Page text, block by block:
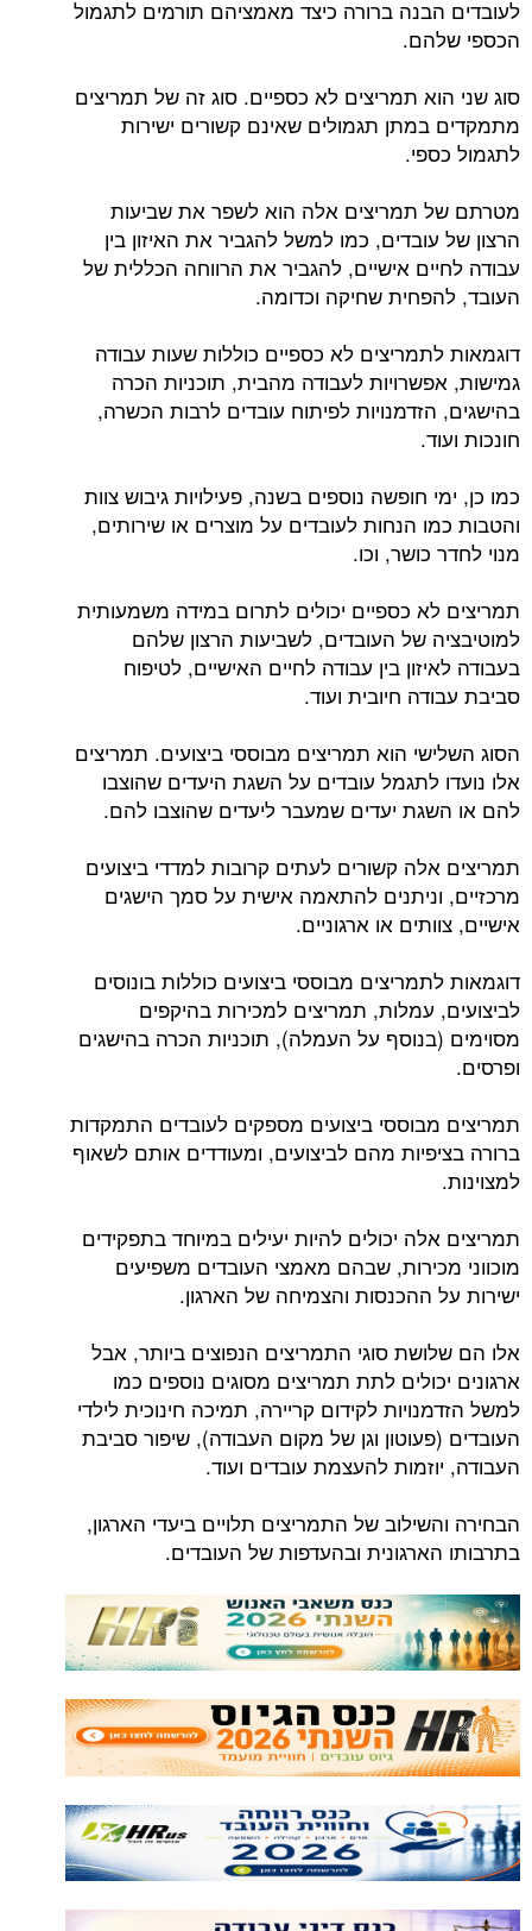
לעובדים הבנה ברורה כיצד מאמציהם תורמים לתגמול
הכספי שלהם.
סוג שני הוא תמריצים לא כספיים. סוג זה של תמריצים
מתמקדים במתן תגמולים שאינם קשורים ישירות
לתגמול כספי.
מטרתם של תמריצים אלה הוא לשפר את שביעות
הרצון של עובדים, כמו למשל להגביר את האיזון בין
עבודה לחיים אישיים, להגביר את הרווחה הכללית של
העובד, להפחית שחיקה וכדומה.
דוגמאות לתמריצים לא כספיים כוללות שעות עבודה
גמישות, אפשרויות לעבודה מהבית, תוכניות הכרה
בהישגים, הזדמנויות לפיתוח עובדים לרבות הכשרה,
חונכות ועוד.
כמו כן, ימי חופשה נוספים בשנה, פעילויות גיבוש צוות
והטבות כמו הנחות לעובדים על מוצרים או שירותים,
מנוי לחדר כושר, וכו.
תמריצים לא כספיים יכולים לתרום במידה משמעותית
למוטיבציה של העובדים, לשביעות הרצון שלהם
בעבודה לאיזון בין עבודה לחיים האישיים, לטיפוח
סביבת עבודה חיובית ועוד.
הסוג השלישי הוא תמריצים מבוססי ביצועים. תמריצים
אלו נועדו לתגמל עובדים על השגת היעדים שהוצבו
להם או השגת יעדים שמעבר ליעדים שהוצבו להם.
תמריצים אלה קשורים לעתים קרובות למדדי ביצועים
מרכזיים, וניתנים להתאמה אישית על סמך הישגים
אישיים, צוותים או ארגוניים.
דוגמאות לתמריצים מבוססי ביצועים כוללות בונוסים
לביצועים, עמלות, תמריצים למכירות בהיקפים
מסוימים (בנוסף על העמלה), תוכניות הכרה בהישגים
ופרסים.
תמריצים מבוססי ביצועים מספקים לעובדים התמקדות
ברורה בציפיות מהם לביצועים, ומעודדים אותם לשאוף
למצוינות.
תמריצים אלה יכולים להיות יעילים במיוחד בתפקידים
מוכווני מכירות, שבהם מאמצי העובדים משפיעים
ישירות על ההכנסות והצמיחה של הארגון.
אלו הם שלושת סוגי התמריצים הנפוצים ביותר, אבל
ארגונים יכולים לתת תמריצים מסוגים נוספים כמו
למשל הזדמנויות לקידום קריירה, תמיכה חינוכית לילדי
העובדים (פעוטון וגן של מקום העבודה), שיפור סביבת
העבודה, יוזמות להעצמת עובדים ועוד.
הבחירה והשילוב של התמריצים תלויים ביעדי הארגון,
בתרבותו הארגונית ובהעדפות של העובדים.